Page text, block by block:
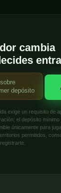
cambia
depósito
exige un requisito de
el depósito
únicamente para
permitidos,